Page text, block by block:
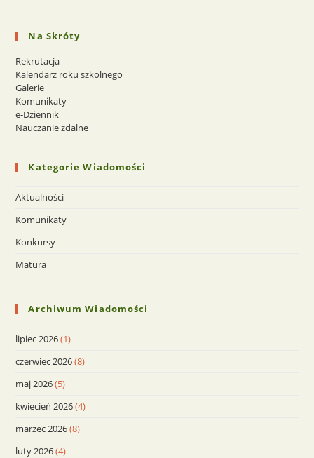
Na Skróty
Rekrutacja
Kalendarz roku szkolnego
Galerie
Komunikaty
e-Dziennik
Nauczanie zdalne
Kategorie Wiadomości
Aktualności
Komunikaty
Konkursy
Matura
Archiwum Wiadomości
lipiec 2026(1)
czerwiec 2026(8)
maj 2026(5)
kwiecień 2026(4)
marzec 2026(8)
luty 2026(4)